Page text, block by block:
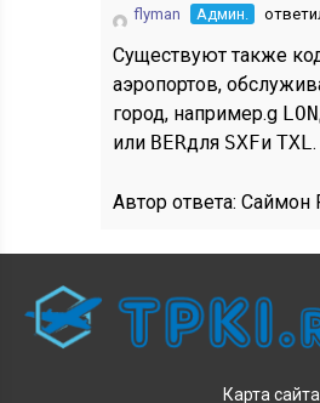
flyman Админ.
Существуют также
аэропортов,
город, например.g LON
или BERдля SXFиTXL.
Автор ответа:Саймон
Карта сайта